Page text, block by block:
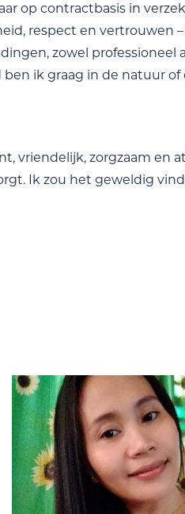
op contractbasis in
respect en vertrouwen
zowel
ik graag in de natuur
vriendelijk, zorgzaam en
Ik zou het geweldig